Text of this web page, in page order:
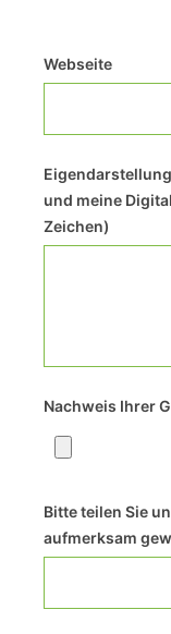
Webseite
und meine
Zeichen)
Nachweis Ihrer
Bitte teilen Sie
aufmerksam